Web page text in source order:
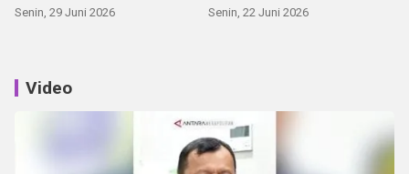
Senin, 29 Juni 2026 Senin, 22 Juni 2026
Video